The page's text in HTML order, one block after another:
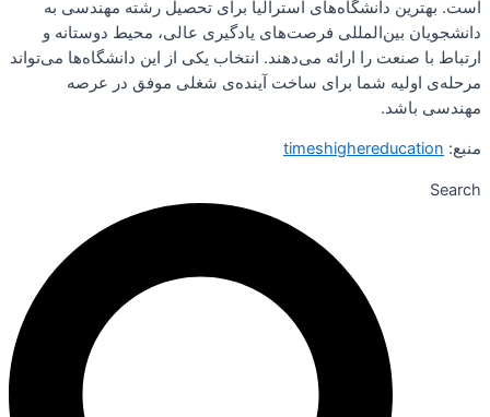
است. بهترین دانشگاه‌های استرالیا برای تحصیل رشته مهندسی به
دانشجویان بین‌المللی فرصت‌های یادگیری عالی، محیط دوستانه و
ارتباط با صنعت را ارائه می‌دهند. انتخاب یکی از این دانشگاه‌ها می‌تواند
مرحله‌ی اولیه شما برای ساخت آینده‌ی شغلی موفق در عرصه
مهندسی باشد.
منبع: timeshighereducation
Search